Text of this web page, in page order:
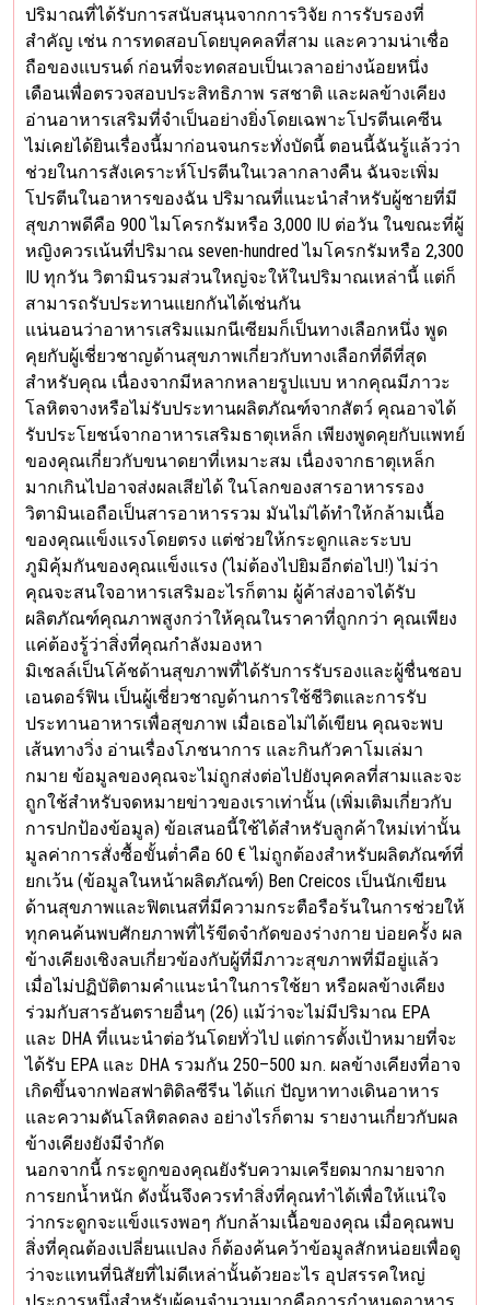
ปริมาณที่ได้รับการสนับสนุนจากการวิจัย การรับรองที่
สำคัญ เช่น การทดสอบโดยบุคคลที่สาม และความน่าเชื่อ
ถือของแบรนด์ ก่อนที่จะทดสอบเป็นเวลาอย่างน้อยหนึ่ง
เดือนเพื่อตรวจสอบประสิทธิภาพ รสชาติ และผลข้างเคียง
อ่านอาหารเสริมที่จำเป็นอย่างยิ่งโดยเฉพาะโปรตีนเคซีน
ไม่เคยได้ยินเรื่องนี้มาก่อนจนกระทั่งบัดนี้ ตอนนี้ฉันรู้แล้วว่า
ช่วยในการสังเคราะห์โปรตีนในเวลากลางคืน ฉันจะเพิ่ม
โปรตีนในอาหารของฉัน ปริมาณที่แนะนำสำหรับผู้ชายที่มี
สุขภาพดีคือ 900 ไมโครกรัมหรือ 3,000 IU ต่อวัน ในขณะที่ผู้
หญิงควรเน้นที่ปริมาณ seven-hundred ไมโครกรัมหรือ 2,300
IU ทุกวัน วิตามินรวมส่วนใหญ่จะให้ในปริมาณเหล่านี้ แต่ก็
สามารถรับประทานแยกกันได้เช่นกัน
แน่นอนว่าอาหารเสริมแมกนีเซียมก็เป็นทางเลือกหนึ่ง พูด
คุยกับผู้เชี่ยวชาญด้านสุขภาพเกี่ยวกับทางเลือกที่ดีที่สุด
สำหรับคุณ เนื่องจากมีหลากหลายรูปแบบ หากคุณมีภาวะ
โลหิตจางหรือไม่รับประทานผลิตภัณฑ์จากสัตว์ คุณอาจได้
รับประโยชน์จากอาหารเสริมธาตุเหล็ก เพียงพูดคุยกับแพทย์
ของคุณเกี่ยวกับขนาดยาที่เหมาะสม เนื่องจากธาตุเหล็ก
มากเกินไปอาจส่งผลเสียได้ ในโลกของสารอาหารรอง
วิตามินเอถือเป็นสารอาหารรวม มันไม่ได้ทำให้กล้ามเนื้อ
ของคุณแข็งแรงโดยตรง แต่ช่วยให้กระดูกและระบบ
ภูมิคุ้มกันของคุณแข็งแรง (ไม่ต้องไปยิมอีกต่อไป!) ไม่ว่า
คุณจะสนใจอาหารเสริมอะไรก็ตาม ผู้ค้าส่งอาจได้รับ
ผลิตภัณฑ์คุณภาพสูงกว่าให้คุณในราคาที่ถูกกว่า คุณเพียง
แค่ต้องรู้ว่าสิ่งที่คุณกำลังมองหา
มิเชลล์เป็นโค้ชด้านสุขภาพที่ได้รับการรับรองและผู้ชื่นชอบ
เอนดอร์ฟิน เป็นผู้เชี่ยวชาญด้านการใช้ชีวิตและการรับ
ประทานอาหารเพื่อสุขภาพ เมื่อเธอไม่ได้เขียน คุณจะพบ
เส้นทางวิ่ง อ่านเรื่องโภชนาการ และกินกัวคาโมเล่มา
กมาย ข้อมูลของคุณจะไม่ถูกส่งต่อไปยังบุคคลที่สามและจะ
ถูกใช้สำหรับจดหมายข่าวของเราเท่านั้น (เพิ่มเติมเกี่ยวกับ
การปกป้องข้อมูล) ข้อเสนอนี้ใช้ได้สำหรับลูกค้าใหม่เท่านั้น
มูลค่าการสั่งซื้อขั้นต่ำคือ 60 € ไม่ถูกต้องสำหรับผลิตภัณฑ์ที่
ยกเว้น (ข้อมูลในหน้าผลิตภัณฑ์) Ben Creicos เป็นนักเขียน
ด้านสุขภาพและฟิตเนสที่มีความกระตือรือร้นในการช่วยให้
ทุกคนค้นพบศักยภาพที่ไร้ขีดจำกัดของร่างกาย บ่อยครั้ง ผล
ข้างเคียงเชิงลบเกี่ยวข้องกับผู้ที่มีภาวะสุขภาพที่มีอยู่แล้ว
เมื่อไม่ปฏิบัติตามคำแนะนำในการใช้ยา หรือผลข้างเคียง
ร่วมกับสารอันตรายอื่นๆ (26) แม้ว่าจะไม่มีปริมาณ EPA
และ DHA ที่แนะนำต่อวันโดยทั่วไป แต่การตั้งเป้าหมายที่จะ
ได้รับ EPA และ DHA รวมกัน 250–500 มก. ผลข้างเคียงที่อาจ
เกิดขึ้นจากฟอสฟาติดิลซีรีน ได้แก่ ปัญหาทางเดินอาหาร
และความดันโลหิตลดลง อย่างไรก็ตาม รายงานเกี่ยวกับผล
ข้างเคียงยังมีจำกัด
นอกจากนี้ กระดูกของคุณยังรับความเครียดมากมายจาก
การยกน้ำหนัก ดังนั้นจึงควรทำสิ่งที่คุณทำได้เพื่อให้แน่ใจ
ว่ากระดูกจะแข็งแรงพอๆ กับกล้ามเนื้อของคุณ เมื่อคุณพบ
สิ่งที่คุณต้องเปลี่ยนแปลง ก็ต้องค้นคว้าข้อมูลสักหน่อยเพื่อดู
ว่าจะแทนที่นิสัยที่ไม่ดีเหล่านั้นด้วยอะไร อุปสรรคใหญ่